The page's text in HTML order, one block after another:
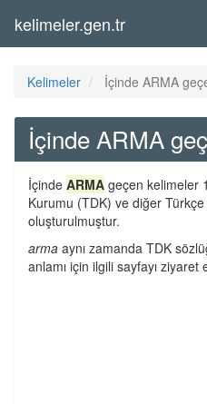
kelimeler.gen.tr
Kelimeler İçinde ARMA
İçinde ARMA
İçinde ARMA geçen kelimeler
Kurumu (TDK) ve diğer
oluşturulmuştur.
arma aynı zamanda TDK
anlamı için ilgili sayfayı ziyaret